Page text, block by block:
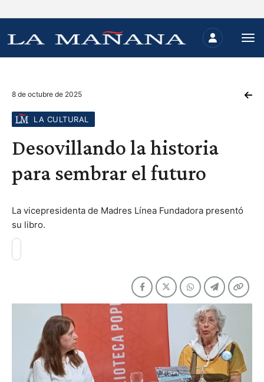
8 de octubre de 2025
LA CULTURAL
Desovillando la historia
para sembrar el futuro
La vicepresidenta de Madres Línea Fundadora presentó
su libro.